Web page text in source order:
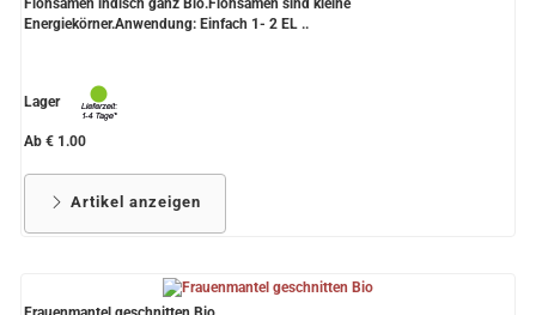
Flohsamen indisch ganz Bio.Flohsamen sind kleine
Energiekörner.Anwendung: Einfach 1- 2 EL ..
Lager
Ab € 1.00
Artikel anzeigen